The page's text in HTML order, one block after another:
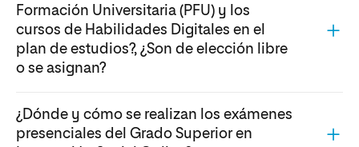
prepara para analizar desigualdades, elaborar
diagnósticos y diseñar medidas de igualdad de
oportunidades en empresas, instituciones educativas y
entidades sociales. Este perfil tiene gran demanda porque,
desde 2021, las empresas de más de 50 trabajadores
esta formación aporta un valor añadido en empleabilidad y
te abre salidas en consultoras, departamentos de RRHH y
Formación Universitaria (PFU) y los
cursos de Habilidades Digitales en el
plan de estudios?, ¿Son de elección libre
o se asignan?
LosProgramas de Formación Universitaria (PFU)y los
cursos deHabilidades Digitalesson un complemento a la
¿Dónde y cómo se realizan los exámenes
presenciales del Grado Superior en